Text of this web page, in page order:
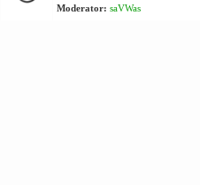
Moderator: saVWas